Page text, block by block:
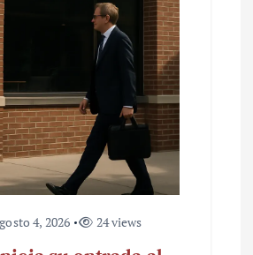
4, 2026 24 views